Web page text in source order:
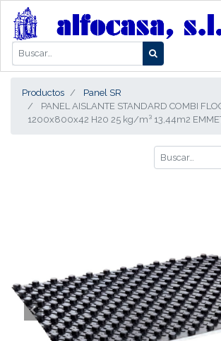
Productos
Panel SR
PANEL AISLANTE STANDARD COMBI
1200x800x42 H20 25 kg/m³ 13,44m2